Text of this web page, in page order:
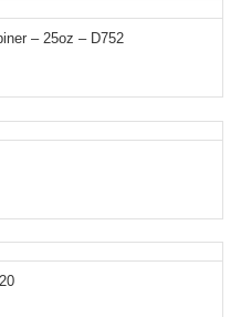
– 25oz – D752